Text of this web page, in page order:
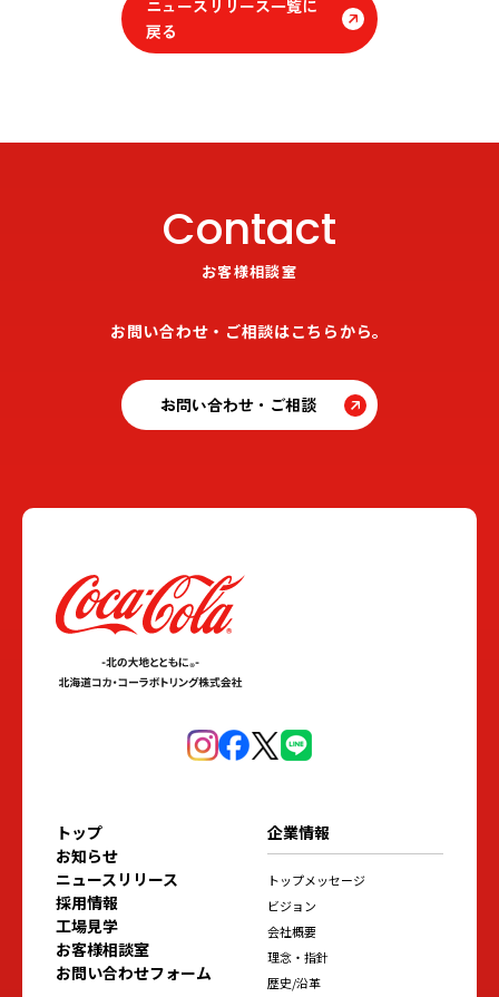
ニュースリリース一覧に
戻る
Contact
お客様相談室
お問い合わせ・ご相談はこちらから。
お問い合わせ・ご相談
トップ
お知らせ
ニュースリリース
採用情報
工場見学
お客様相談室
お問い合わせフォーム
企業情報
トップメッセージ
ビジョン
会社概要
理念・指針
歴史/沿革